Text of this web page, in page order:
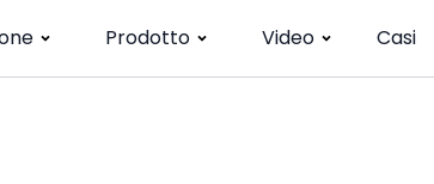
Prodotto Video Casi